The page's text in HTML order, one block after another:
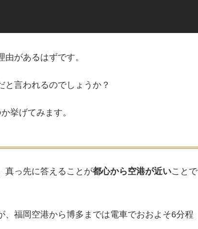
があるはずです。
言われるのでしょうか？
挙げてみます。
真っ先に答えることが都心から空港が近いことで
福岡空港から博多までは電車でおおよそ6分程